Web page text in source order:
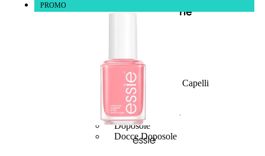
Colorazione
Protezione Solare
Protezione Solare Capelli
Abbronzanti
Autoabbronzanti
Fondotinta Solare
Doposole
Docce Doposole
PROMO